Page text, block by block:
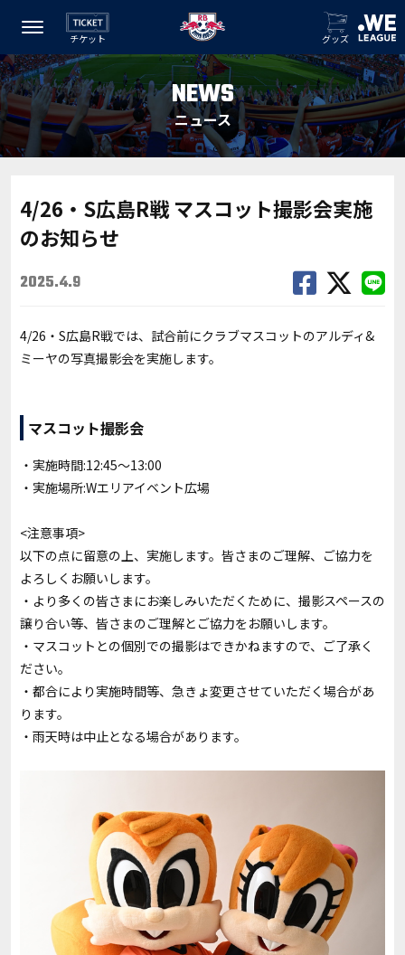
チケット グッズ
NEWS
ニュース
4/26・S広島R戦 マスコット撮影会実施
のお知らせ
2025.4.9
4/26・S広島R戦では、試合前にクラブマスコットのアルディ&
ミーヤの写真撮影会を実施します。
マスコット撮影会
・実施時間:12:45～13:00
・実施場所:Wエリアイベント広場
<注意事項>
以下の点に留意の上、実施します。皆さまのご理解、ご協力を
よろしくお願いします。
・より多くの皆さまにお楽しみいただくために、撮影スペースの
譲り合い等、皆さまのご理解とご協力をお願いします。
・マスコットとの個別での撮影はできかねますので、ご了承く
ださい。
・都合により実施時間等、急きょ変更させていただく場合があ
ります。
・雨天時は中止となる場合があります。